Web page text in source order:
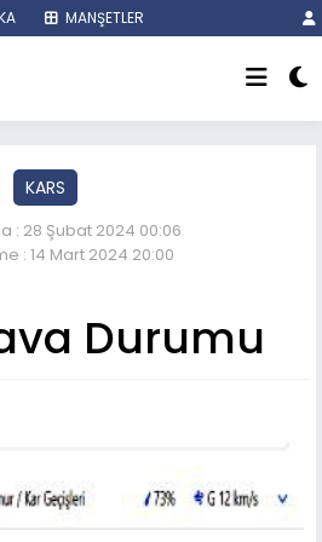
MANŞETLER
KARS
: 28 Şubat 2024 00:06
: 14 Mart 2024 20:00
Durumu